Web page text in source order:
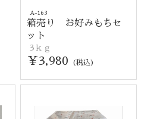
A-163
箱売り お好みもちセ
ット
3ｋｇ
￥3,980 (税込)